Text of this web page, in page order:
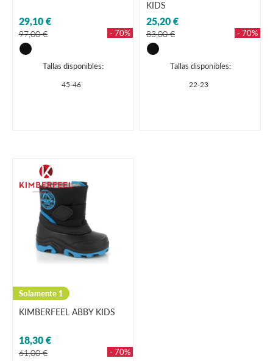
29,10 €
97,00 € - 70%
Tallas disponibles:
45-46
KIDS
25,20 €
83,00 € - 70%
Tallas disponibles:
22-23
Solamente 1
KIMBERFEEL ABBY KIDS
18,30 €
61,00 € - 70%